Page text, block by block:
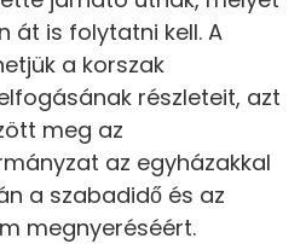
át is folytatni kell. A
a korszak
részleteit, azt
meg az
az egyházakkal
a szabadidő és az
megnyeréséért.